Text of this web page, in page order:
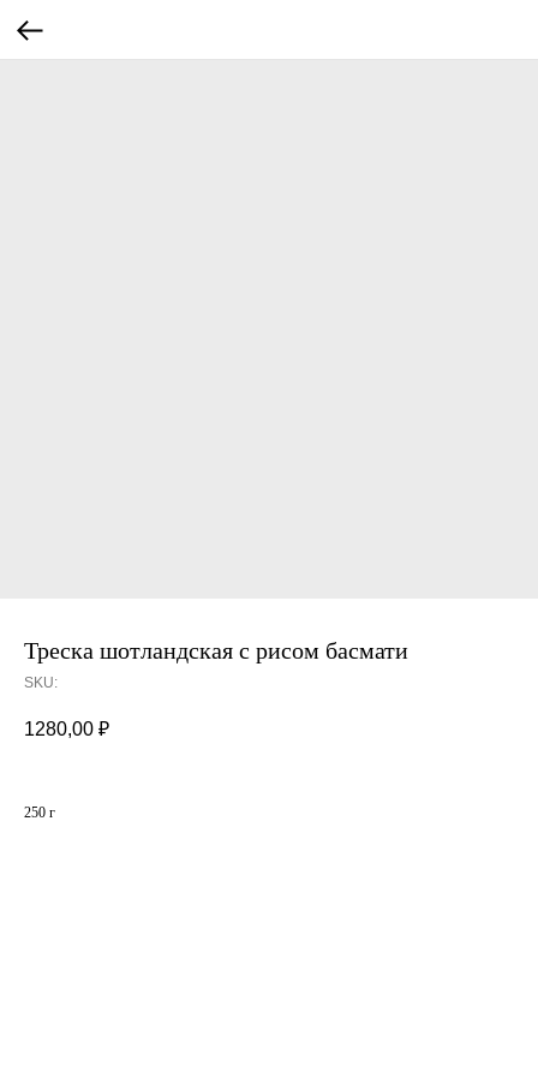
Треска шотландская с рисом басмати
SKU:
1280,00 ₽
250 г